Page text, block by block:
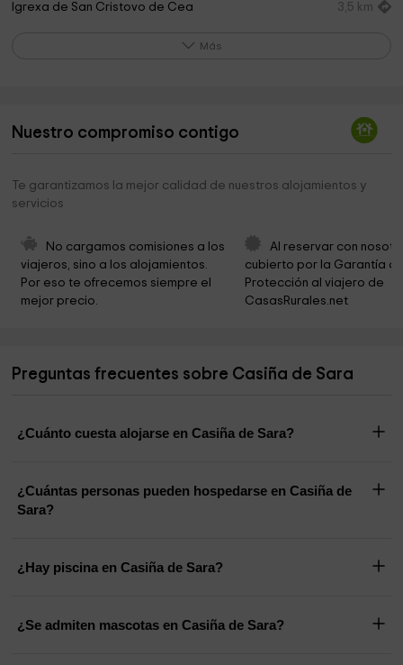
Igrexa de San Cristovo de Cea 3,5 km
Igrexa de Santa Baia de Pereda 5,9 km
Igrexa de San Salvador de Souto
Igrexa de San Pedro de Mandrás
Igrexa de San Román de Viña
Ermida de Santo Estevo 9,4 km
Igrexa de Santiago de Vilamarín 10,3 km
Más
Nuestro compromiso contigo
Te garantizamos la mejor calidad de nuestros alojamientos y
servicios
No cargamos comisiones a los
viajeros, sino a los alojamientos.
Por eso te ofrecemos siempre el
mejor precio.
Al reservar con
cubierto por la Garantía
Protección al viajero de
CasasRurales.net
Preguntas frecuentes sobre Casiña de Sara
¿Cuánto cuesta alojarse en Casiña de Sara?
¿Cuántas personas pueden hospedarse en Casiña de
Sara?
¿Hay piscina en Casiña de Sara?
¿Se admiten mascotas en Casiña de Sara?